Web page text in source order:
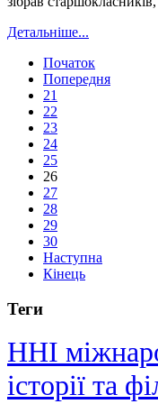
Детальніше...
Початок
Попередня
21
22
23
24
25
26
27
28
29
30
Наступна
Кінець
Теги
ННІ
історії та